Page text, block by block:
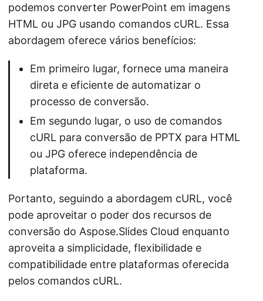
podemos converter PowerPoint em imagens
HTML ou JPG usando comandos cURL. Essa
abordagem oferece vários benefícios:
Em primeiro lugar, fornece uma maneira
direta e eficiente de automatizar o
processo de conversão.
Em segundo lugar, o uso de comandos
cURL para conversão de PPTX para HTML
ou JPG oferece independência de
plataforma.
Portanto, seguindo a abordagem cURL, você
pode aproveitar o poder dos recursos de
conversão do Aspose.Slides Cloud enquanto
aproveita a simplicidade, flexibilidade e
compatibilidade entre plataformas oferecida
pelos comandos cURL.